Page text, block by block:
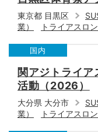
東京都 目黒区
業）
トライアスロ
国内
関アジトライ
活動（2026）
大分県 大分市
業）
トライアスロ